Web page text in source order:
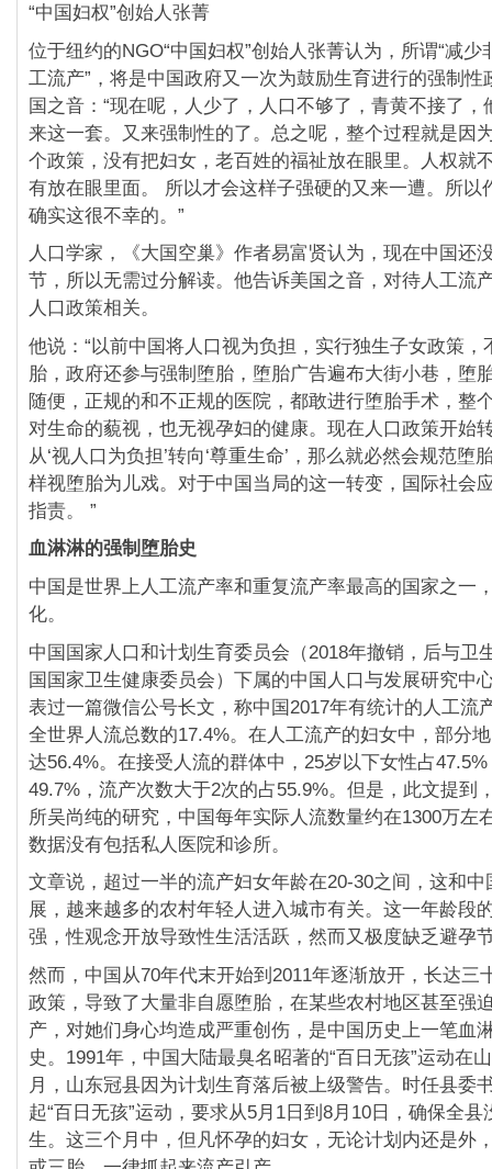
“中国妇权”创始人张菁
位于纽约的NGO“中国妇权”创始人张菁认为，所谓“减少
工流产”，将是中国政府又一次为鼓励生育进行的强制性
国之音：“现在呢，人少了，人口不够了，青黄不接了，
来这一套。又来强制性的了。总之呢，整个过程就是因
个政策，没有把妇女，老百姓的福祉放在眼里。人权就
有放在眼里面。 所以才会这样子强硬的又来一遭。所以
确实这很不幸的。”
人口学家，《大国空巢》作者易富贤认为，现在中国还
节，所以无需过分解读。他告诉美国之音，对待人工流
人口政策相关。
他说：“以前中国将人口视为负担，实行独生子女政策，
胎，政府还参与强制堕胎，堕胎广告遍布大街小巷，堕
随便，正规的和不正规的医院，都敢进行堕胎手术，整
对生命的藐视，也无视孕妇的健康。现在人口政策开始
从‘视人口为负担’转向‘尊重生命’，那么就必然会规范堕
样视堕胎为儿戏。对于中国当局的这一转变，国际社会
指责。 ”
血淋淋的强制堕胎史
中国是世界上人工流产率和重复流产率最高的国家之一
化。
中国国家人口和计划生育委员会（2018年撤销，后与卫
国国家卫生健康委员会）下属的中国人口与发展研究中
表过一篇微信公号长文，称中国2017年有统计的人工流
全世界人流总数的17.4%。在人工流产的妇女中，部分
达56.4%。在接受人流的群体中，25岁以下女性占
49.7%，流产次数大于2次的占55.9%。但是，此文提到
所吴尚纯的研究，中国每年实际人流数量约在1300万左
数据没有包括私人医院和诊所。
文章说，超过一半的流产妇女年龄在20-30之间，这和
展，越来越多的农村年轻人进入城市有关。这一年龄段
强，性观念开放导致性生活活跃，然而又极度缺乏避孕
然而，中国从70年代末开始到2011年逐渐放开，长达三
政策，导致了大量非自愿堕胎，在某些农村地区甚至强
产，对她们身心均造成严重创伤，是中国历史上一笔血
史。1991年，中国大陆最臭名昭著的“百日无孩”运动在
月，山东冠县因为计划生育落后被上级警告。时任县委
起“百日无孩”运动，要求从5月1日到8月10日，确保全县
生。这三个月中，但凡怀孕的妇女，无论计划内还是外